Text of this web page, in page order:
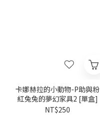
卡娜赫拉的小動物-P助與粉
紅兔兔的夢幻家具2 [單盒]
NT$250